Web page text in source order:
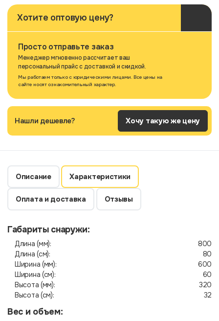
Хотите оптовую цену?
Просто отправьте заказ
Менеджер мгновенно рассчитает ваш
персональный прайс с доставкой и скидкой.
Мы работаем только с юридическими лицами. Все цены на
сайте носят ознакомительный характер.
Нашли дешевле? Хочу такую же цену
Описание Характеристики
Оплата и доставка Отзывы
Габариты снаружи:
Длина (мм):
800
Длина (см):
80
Ширина (мм):
600
Ширина (см):
60
Высота (мм):
320
Высота (см):
32
Вес и объем: